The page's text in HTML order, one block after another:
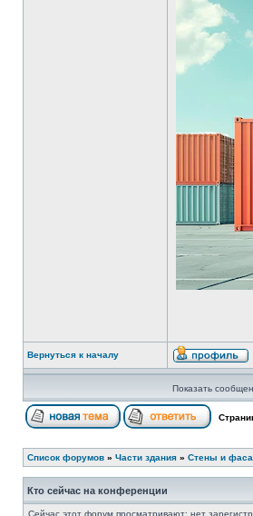
Вернуться к началу
Показать
Список форумов » Части здания » Стены и
Кто сейчас на конференции
Сейчас этот форум просматривают: нет